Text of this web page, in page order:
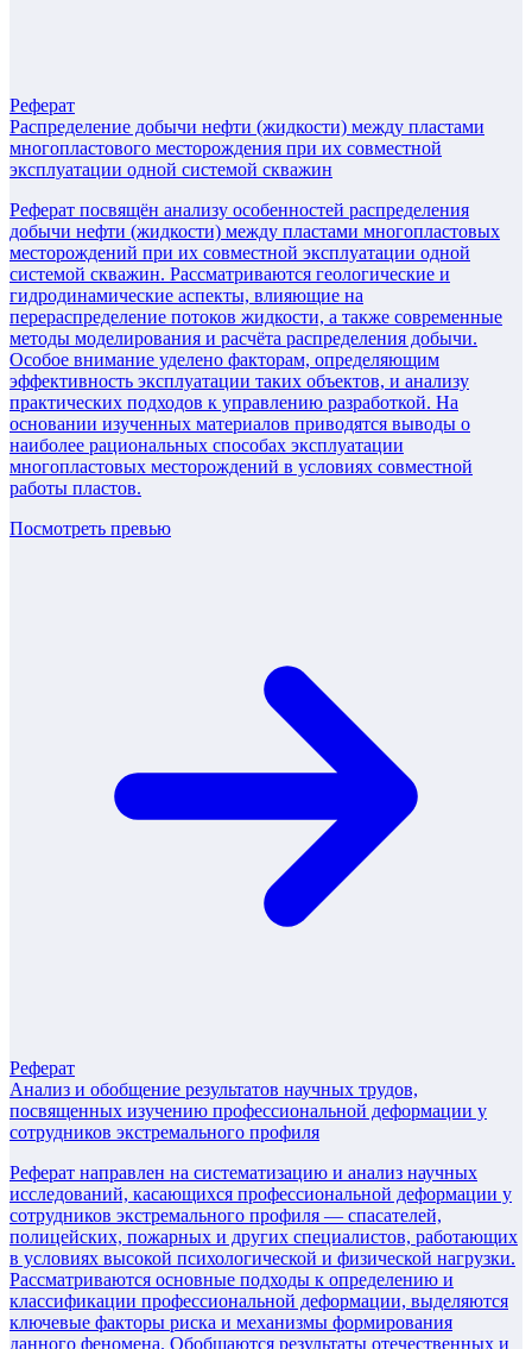
Реферат
Распределение добычи нефти (жидкости) между пластами
многопластового месторождения при их совместной
эксплуатации одной системой скважин
Реферат посвящён анализу особенностей распределения
добычи нефти (жидкости) между пластами многопластовых
месторождений при их совместной эксплуатации одной
системой скважин. Рассматриваются геологические и
гидродинамические аспекты, влияющие на
перераспределение потоков жидкости, а также современные
методы моделирования и расчёта распределения добычи.
Особое внимание уделено факторам, определяющим
эффективность эксплуатации таких объектов, и анализу
практических подходов к управлению разработкой. На
основании изученных материалов приводятся выводы о
наиболее рациональных способах эксплуатации
многопластовых месторождений в условиях совместной
работы пластов.
Посмотреть превью
Реферат
Анализ и обобщение результатов научных трудов,
посвященных изучению профессиональной деформации у
сотрудников экстремального профиля
Реферат направлен на систематизацию и анализ научных
исследований, касающихся профессиональной деформации у
сотрудников экстремального профиля — спасателей,
полицейских, пожарных и других специалистов, работающих
в условиях высокой психологической и физической нагрузки.
Рассматриваются основные подходы к определению и
классификации профессиональной деформации, выделяются
ключевые факторы риска и механизмы формирования
данного феномена. Обобщаются результаты отечественных и